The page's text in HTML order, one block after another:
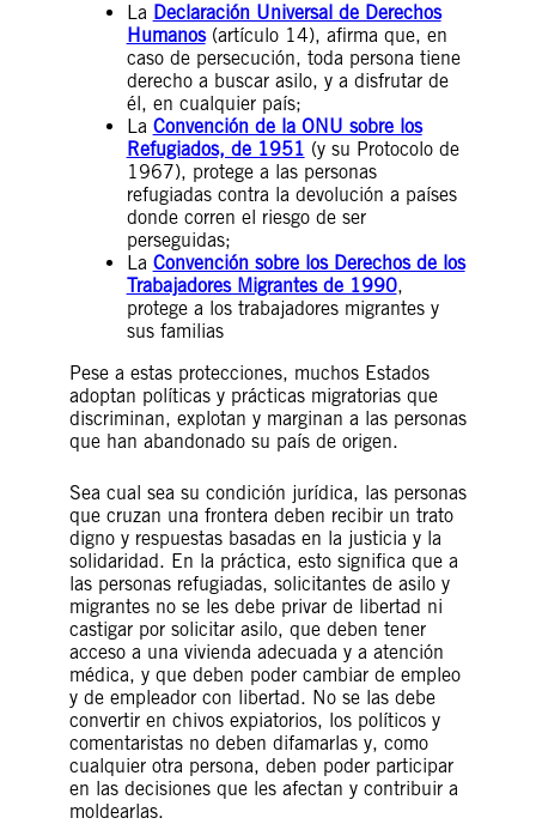
La Declaración Universal de Derechos
Humanos(artículo 14), afirma que, en
caso de persecución, toda persona tiene
derecho a buscar asilo, y a disfrutar de
él, en cualquier país;
La Convención de la ONU sobre los
Refugiados, de 1951 (y su Protocolo de
1967), protege a las personas
refugiadas contra la devolución a países
donde corren el riesgo de ser
perseguidas;
La Convención sobre los Derechos de los
Trabajadores Migrantes de 1990,
protege a los trabajadores migrantes y
sus familias
Pese a estas protecciones, muchos Estados
adoptan políticas y prácticas migratorias que
discriminan, explotan y marginan a las personas
que han abandonado su país de origen.
Sea cual sea su condición jurídica, las personas
que cruzan una frontera deben recibir un trato
digno y respuestas basadas en la justicia y la
solidaridad. En la práctica, esto significa que a
las personas refugiadas, solicitantes de asilo y
migrantes no se les debe privar de libertad ni
castigar por solicitar asilo, que deben tener
acceso a una vivienda adecuada y a atención
médica, y que deben poder cambiar de empleo
y de empleador con libertad. No se las debe
convertir en chivos expiatorios, los políticos y
comentaristas no deben difamarlas y, como
cualquier otra persona, deben poder participar
en las decisiones que les afectan y contribuir a
moldearlas.